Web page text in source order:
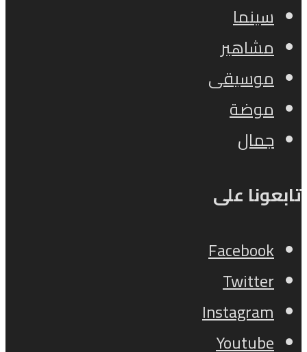
سينما
مشاهير
موسيقى
موضة
جمال
تابعونا على
Facebook
Twitter
Instagram
Youtube